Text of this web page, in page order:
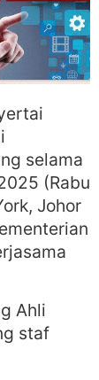
selama
(Rabu
Johor
Ahli
staf